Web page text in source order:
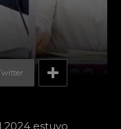
estuvo